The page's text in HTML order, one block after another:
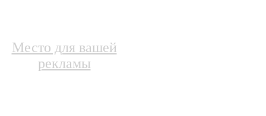
Место для вашей
рекламы